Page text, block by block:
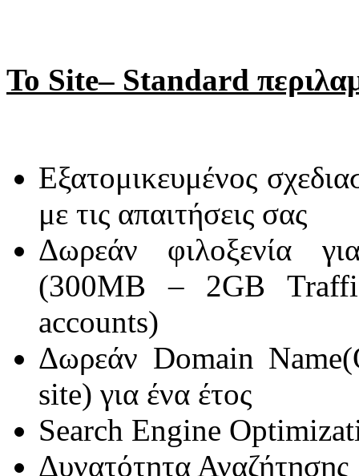
Το Site– Standard
Εξατομικευμένος
με τις απαιτήσεις σας
Δωρεάν φιλοξενία
(300MB – 2GB
accounts)
Δωρεάν Domain
site) για ένα έτος
Search Engine
Δυνατότητα Αναζήτησης